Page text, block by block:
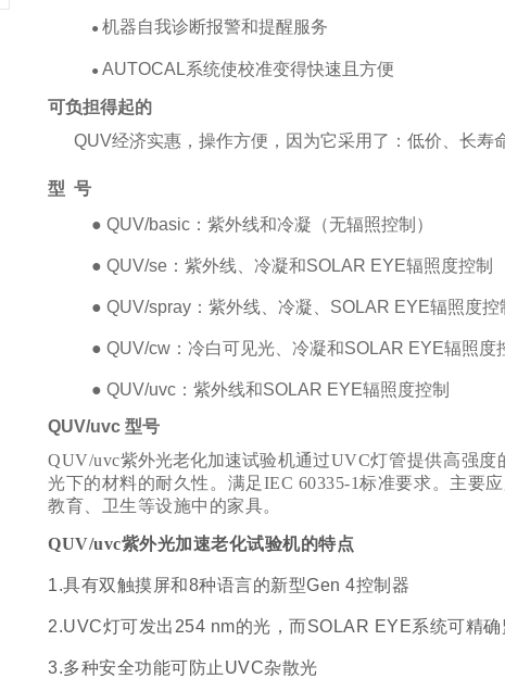
● 机器自我诊断报警和提醒服务
● AUTOCAL系统使校准变得快速且方便
可负担得起的
QUV经济实惠，操作方便，因为它采用了：低价、长寿
型 号
● QUV/basic：紫外线和冷凝（无辐照控制）
● QUV/se：紫外线、冷凝和SOLAR EYE辐照度控制
● QUV/spray：紫外线、冷凝、SOLAR EYE辐照度控
● QUV/cw：冷白可见光、冷凝和SOLAR EYE辐照度
● QUV/uvc：紫外线和SOLAR EYE辐照度控制
QUV/uvc 型号
QUV/uvc紫外光老化加速试验机通过UVC灯管提供高强度
光下的材料的耐久性。满足IEC 60335-1标准要求。主要
教育、卫生等设施中的家具。
QUV/uvc紫外光加速老化试验机的特点
1.具有双触摸屏和8种语言的新型Gen 4控制器
2.UVC灯可发出254 nm的光，而SOLAR EYE系统可精
3.多种安全功能可防止UVC杂散光